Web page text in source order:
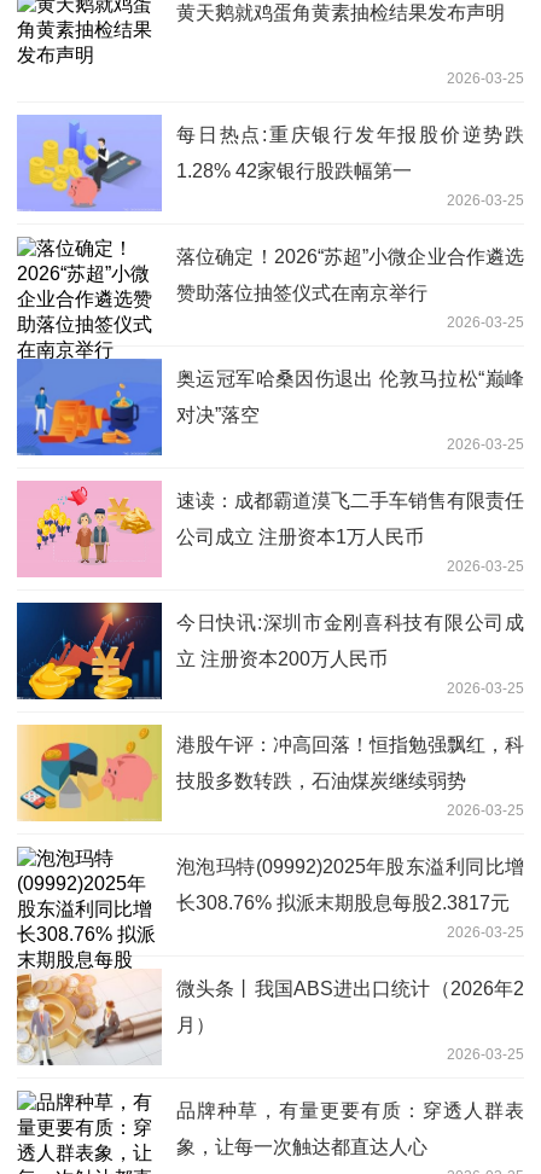
黄天鹅就鸡蛋角黄素抽检结果发布声明
2026-03-25
每日热点:重庆银行发年报股价逆势跌
1.28% 42家银行股跌幅第一
2026-03-25
落位确定！2026“苏超”小微企业合作遴选
赞助落位抽签仪式在南京举行
2026-03-25
奥运冠军哈桑因伤退出 伦敦马拉松“巅峰
对决”落空
2026-03-25
速读：成都霸道漠飞二手车销售有限责任
公司成立 注册资本1万人民币
2026-03-25
今日快讯:深圳市金刚喜科技有限公司成
立 注册资本200万人民币
2026-03-25
港股午评：冲高回落！恒指勉强飘红，科
技股多数转跌，石油煤炭继续弱势
2026-03-25
泡泡玛特(09992)2025年股东溢利同比增
长308.76% 拟派末期股息每股2.3817元
2026-03-25
微头条丨我国ABS进出口统计（2026年2
月）
2026-03-25
品牌种草，有量更要有质：穿透人群表
象，让每一次触达都直达人心